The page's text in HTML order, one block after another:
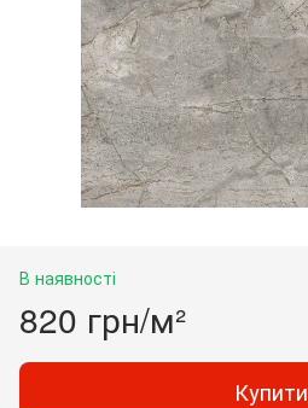
В наявності
820 грн/м²
Купити